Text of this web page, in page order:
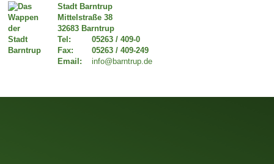
Stadt Barntrup
Mittelstraße 38
32683 Barntrup
Tel:
Fax:
Email:
05263 / 409-0
05263 / 409-249
info@barntrup.de